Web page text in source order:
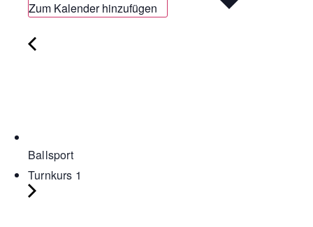
Zum Kalender hinzufügen
Ballsport
Turnkurs 1